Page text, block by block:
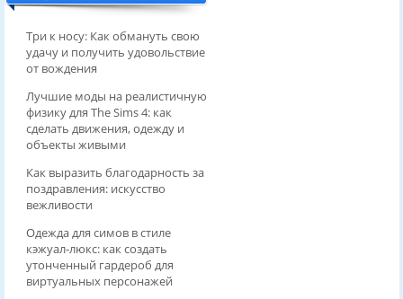
Три к носу: Как обмануть свою
удачу и получить удовольствие
от вождения
Лучшие моды на реалистичную
физику для The Sims 4: как
сделать движения, одежду и
объекты живыми
Как выразить благодарность за
поздравления: искусство
вежливости
Одежда для симов в стиле
кэжуал‑люкс: как создать
утонченный гардероб для
виртуальных персонажей